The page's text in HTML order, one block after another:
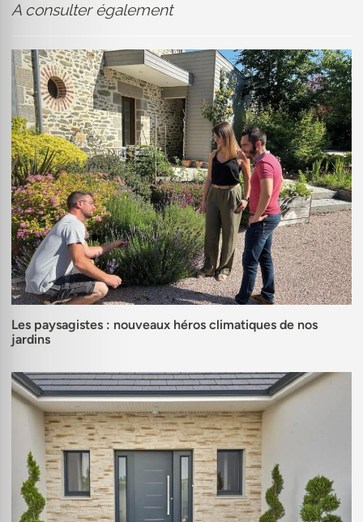
A consulter également
Les paysagistes : nouveaux héros climatiques de nos
jardins